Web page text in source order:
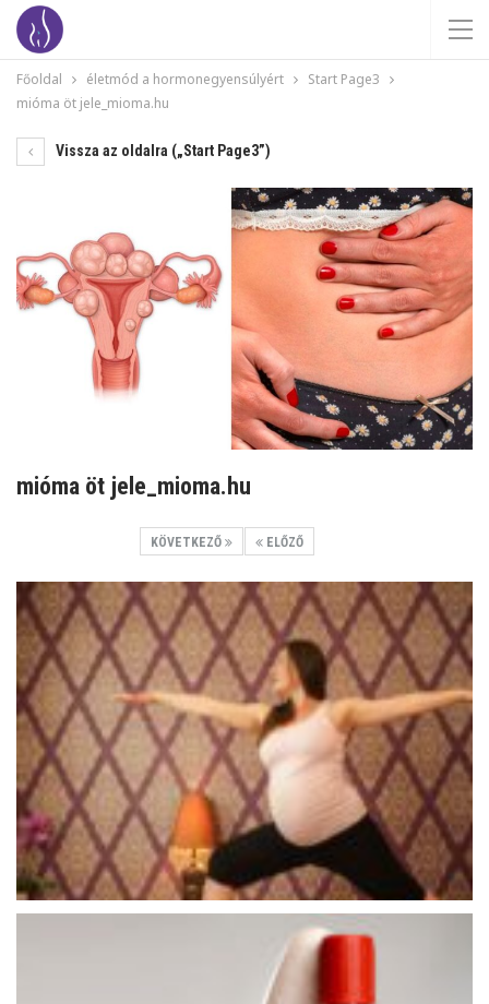
Főoldal életmód a hormonegyensúlyért
Start Page3
mióma öt jele_mioma.hu
Vissza az oldalra („Start Page3”)
mióma öt jele_mioma.hu
KÖVETKEZŐ ELŐZŐ